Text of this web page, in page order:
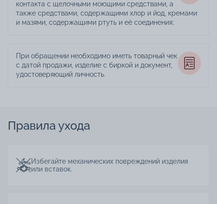
контакта с щелочными моющими средствами, а
также средствами, содержащими хлор и йод, кремами
и мазями, содержащими ртуть и её соединения;
При обращении необходимо иметь товарный чек
с датой продажи, изделие с биркой и документ,
удостоверяющий личность.
Правила ухода
Избегайте механических повреждений изделия
или вставок.